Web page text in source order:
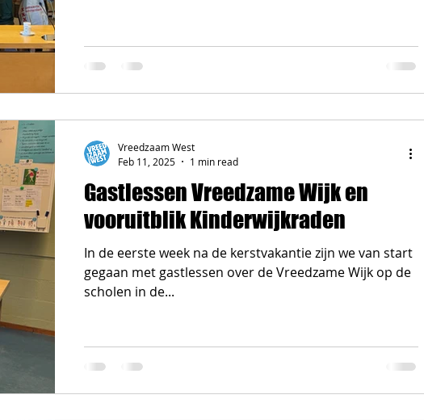
Gastlessen Vreedzame Wijk en
vooruitblik Kinderwijkraden
In de eerste week na de kerstvakantie zijn we van start
gegaan met gastlessen over de Vreedzame Wijk op de
scholen in de...
Vreedzaam West
Feb 11, 2025
1 min read